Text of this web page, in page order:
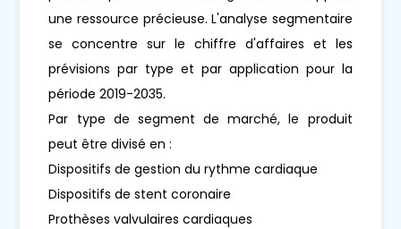
une ressource précieuse. L'analyse segmentaire
se concentre sur le chiffre d'affaires et les
prévisions par type et par application pour la
période 2019-2035.
Par type de segment de marché, le produit
peut être divisé en :
Dispositifs de gestion du rythme cardiaque
Dispositifs de stent coronaire
Prothèses valvulaires cardiaques